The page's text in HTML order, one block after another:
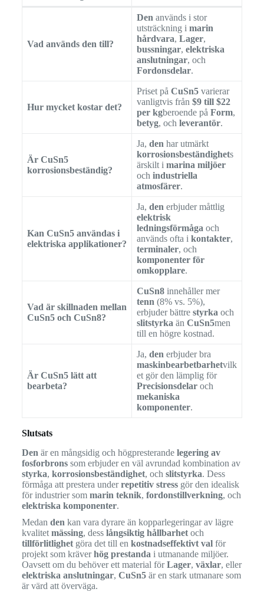
Vad används den till?
Denanvänds i stor
utsträckning i marin
hårdvara, Lager,
bussningar, elektriska
anslutningar, och
Fordonsdelar.
Hur mycket kostar det?
Priset på CuSn5varierar
vanligtvis från $9 till $22
per kgberoende på Form,
betyg, och leverantör.
Är CuSn5
korrosionsbeständig?
Ja, denhar utmärkt
korrosionsbeständighets
ärskilt i marina miljöer
och industriella
atmosfärer.
Kan CuSn5 användas i
elektriska applikationer?
Ja, denerbjuder måttlig
elektrisk
ledningsförmågaoch
används ofta i kontakter,
terminaler, och
komponenter för
omkopplare.
Vad är skillnaden mellan
CuSn5 och CuSn8?
CuSn8innehåller mer
tenn(8% vs. 5%),
erbjuder bättre styrkaoch
slitstyrkaän CuSn5men
till en högre kostnad.
Är CuSn5 lätt att
bearbeta?
Ja, denerbjuder bra
maskinbearbetbarhetvilk
et gör den lämplig för
Precisionsdelaroch
mekaniska
komponenter.
Slutsats
Den är en mångsidig och högpresterande legering av
fosforbronssom erbjuder en väl avrundad kombination av
styrka, korrosionsbeständighet, och slitstyrka. Dess
förmåga att prestera underrepetitiv stressgör den idealisk
för industrier som marin teknik, fordonstillverkning, och
elektriska komponenter.
Medan den kan vara dyrare än kopparlegeringar av lägre
kvalitet mässing, dess långsiktig hållbarhetoch
tillförlitlighetgöra det till en kostnadseffektivt valför
projekt som kräverhög prestanda i utmanande miljöer.
Oavsett om du behöver ett material förLager, växlar, eller
elektriska anslutningar, CuSn5är en stark utmanare som
är värd att överväga.